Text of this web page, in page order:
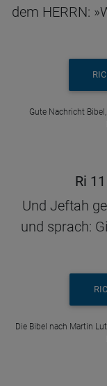
dem HERRN:
Gute Nachricht
Ri
Und Jeftah
und sprach:
Die Bibel nach Martin